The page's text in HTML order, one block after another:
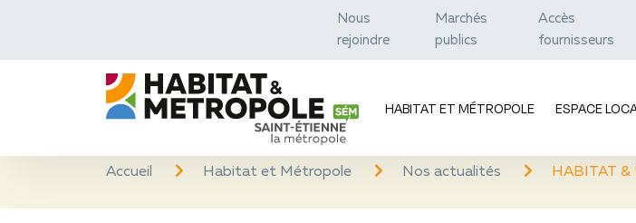
Nous
rejoindre
Marchés
publics
Accès
fournisseurs
HABITAT ET MÉTROPOLE ESPACE
Accueil Habitat et Métropole Nos actualités HABITAT